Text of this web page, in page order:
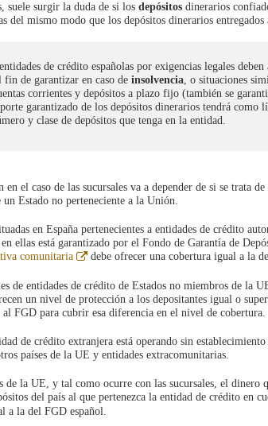
suele surgir la duda de si los depósitos dinerarios
del mismo modo que los depósitos dinerarios entregados
de crédito españolas por exigencias legales deben
de garantizar en caso de insolvencia, o situaciones
corrientes y depósitos a plazo fijo (también se
garantizado de los depósitos dinerarios tendrá como
y clase de depósitos que tenga en la entidad.
en el caso de las sucursales va a depender de si se trata
Estado no perteneciente a la Unión.
en España pertenecientes a entidades de crédito
ellas está garantizado por el Fondo de Garantía de
comunitaria
Abre
nueva
debe ofrecer una cobertura igual a la
de entidades de crédito de Estados no miembros de la
un nivel de protección a los depositantes igual o
FGD para cubrir esa diferencia en el nivel de cobertura.
de crédito extranjera está operando sin establecimiento
países de la UE y entidades extracomunitarias.
de la UE, y tal como ocurre con las sucursales, el dinero
del país al que pertenezca la entidad de crédito en
a la del FGD español.